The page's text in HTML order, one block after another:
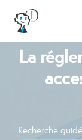
La
Recherche